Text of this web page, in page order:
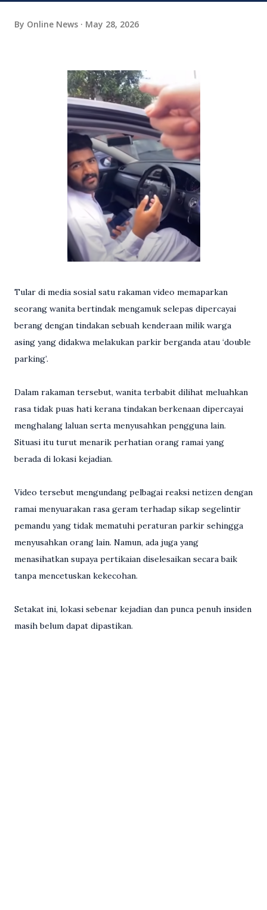
By Online News May 28, 2026
Tular di media sosial satu rakaman video memaparkan
seorang wanita bertindak mengamuk selepas dipercayai
berang dengan tindakan sebuah kenderaan milik warga
asing yang didakwa melakukan parkir berganda atau ‘double
parking’.
Dalam rakaman tersebut, wanita terbabit dilihat meluahkan
rasa tidak puas hati kerana tindakan berkenaan dipercayai
menghalang laluan serta menyusahkan pengguna lain.
Situasi itu turut menarik perhatian orang ramai yang
berada di lokasi kejadian.
Video tersebut mengundang pelbagai reaksi netizen dengan
ramai menyuarakan rasa geram terhadap sikap segelintir
pemandu yang tidak mematuhi peraturan parkir sehingga
menyusahkan orang lain. Namun, ada juga yang
menasihatkan supaya pertikaian diselesaikan secara baik
tanpa mencetuskan kekecohan.
Setakat ini, lokasi sebenar kejadian dan punca penuh insiden
masih belum dapat dipastikan.